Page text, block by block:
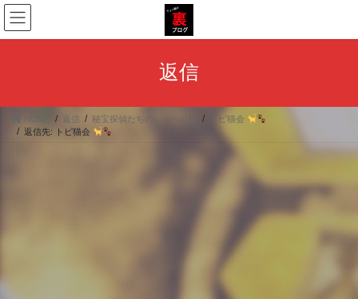
コ
ン
テ
ス
ナ
ビ
ゲ
ン
返信
HOME 返信 秘宝探偵たちのしゃべり場
トピ猫会
返信先: トピ猫会